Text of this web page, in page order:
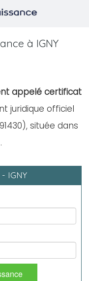
à IGNY
appelé certificat
juridique officiel
située dans
IGNY